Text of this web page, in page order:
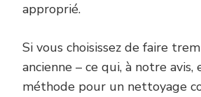
approprié.
Si vous choisissez de faire
ancienne – ce qui, à notre
méthode pour un nettoyage